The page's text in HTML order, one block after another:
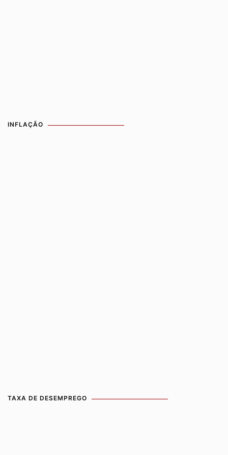
INFLAÇÃO
TAXA DE DESEMPREGO